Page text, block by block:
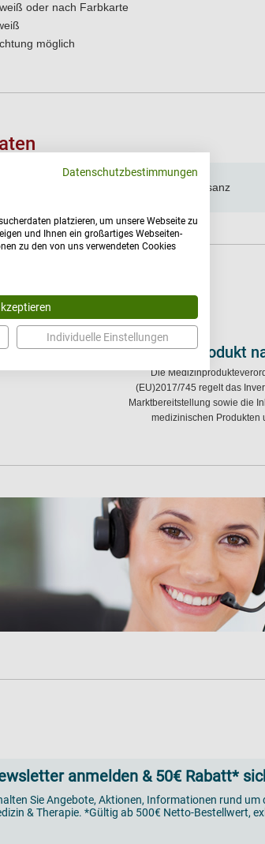
oder nach Farbkarte
möglich
Hersteller: Bisanz
Medizinprodukt
Die
(EU)2017/745 regelt das
Marktbereitstellung sowie die
medizinischen Produkten
anmelden & 50€ Rabatt*
Sie Angebote, Aktionen, Informationen rund um
& Therapie. *Gültig ab 500€ Netto-Bestellwert,
Datenschutzbestimmungen
platzieren, um unsere Webseite zu
und Ihnen ein großartiges Webseiten-
zu den von uns verwendeten Cookies
Individuelle Einstellungen